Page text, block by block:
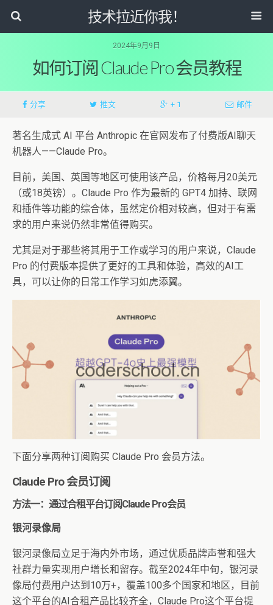
技术拉近你我！
2024年9月9日
如何订阅 Claude Pro 会员教程
分享 推文 + 1 邮件
著名生成式 AI 平台 Anthropic 在官网发布了付费版AI聊天
机器人——Claude Pro。
目前，美国、英国等地区可使用该产品，价格每月20美元
（或18英镑）。Claude Pro 作为最新的 GPT4 加持、联网
和插件等功能的综合体，虽然定价相对较高，但对于有需
求的用户来说仍然非常值得购买。
尤其是对于那些将其用于工作或学习的用户来说，Claude
Pro 的付费版本提供了更好的工具和体验，高效的AI工
具，可以让你的日常工作学习如虎添翼。
下面分享两种订阅购买 Claude Pro 会员方法。
Claude Pro 会员订阅
方法一：通过合租平台订阅Claude Pro会员
银河录像局
银河录像局立足于海内外市场，通过优质品牌声誉和强大
社群力量实现用户增长和留存。截至2024年中旬，银河录
像局付费用户达到10万+，覆盖100多个国家和地区，目前
这个平台的AI合租产品比较齐全，Claude Pro这个平台提